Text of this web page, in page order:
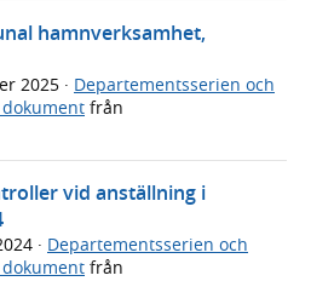
hamnverksamhet,
2025 · Departementsserien och
från
vid anställning i
· Departementsserien och
från